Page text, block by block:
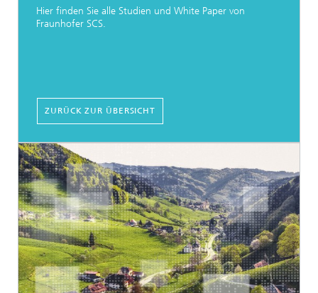
Hier finden Sie alle Studien und White Paper von
Fraunhofer SCS.
ZURÜCK ZUR ÜBERSICHT